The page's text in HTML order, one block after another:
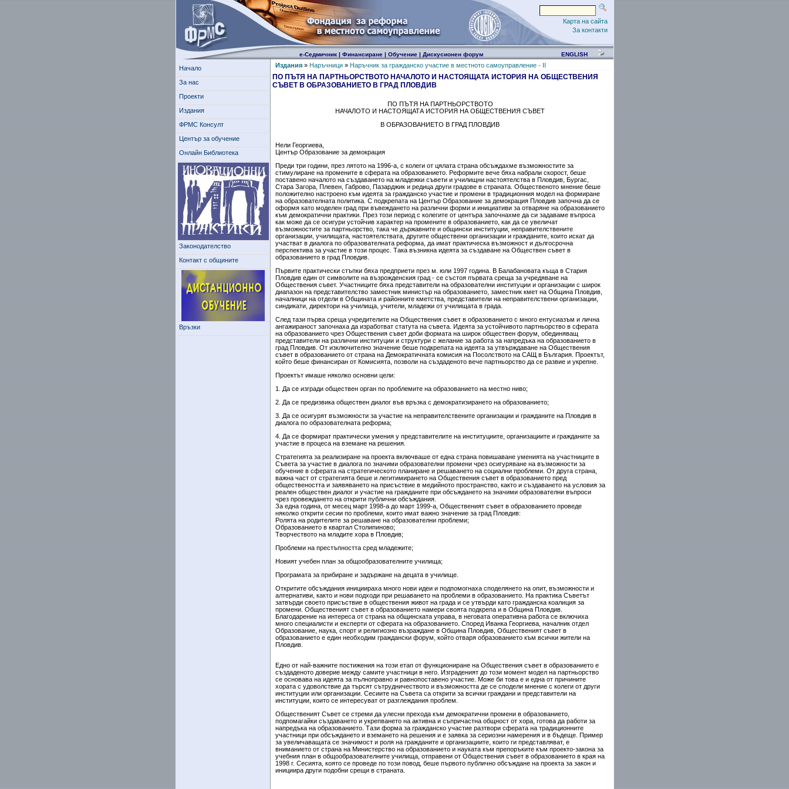
Карта на сайта
За контакти
е-Седмичник| Финансиране| Обучение| Дискусионен форум ENGLISH
Начало
За нас
Проекти
Издания
ФРМС Консулт
Център за обучение
Онлайн Библиотека
Законодателство
Контакт с общините
Връзки
Издания» Наръчници» Наръчник за гражданско участие в местното самоуправление - II
ПО ПЪТЯ НА ПАРТНЬОРСТВОТО НАЧАЛОТО И НАСТОЯЩАТА ИСТОРИЯ НА ОБЩЕСТВЕНИЯ
СЪВЕТ В ОБРАЗОВАНИЕТО В ГРАД ПЛОВДИВ
ПО ПЪТЯ НА ПАРТНЬОРСТВОТО
НАЧАЛОТО И НАСТОЯЩАТА ИСТОРИЯ НА ОБЩЕСТВЕНИЯ СЪВЕТ
В ОБРАЗОВАНИЕТО В ГРАД ПЛОВДИВ
Нели Георгиева,
Център Образование за демокрация
Преди три години, през лятото на 1996-а, с колеги от цялата страна обсъждахме възможностите за
стимулиране на промените в сферата на образованието. Реформите вече бяха набрали скорост, беше
поставено началото на създаването на младежки съвети и училищни настоятелства в Пловдив, Бургас,
Стара Загора, Плевен, Габрово, Пазарджик и редица други градове в страната. Общественото мнение беше
положително настроено към идеята за гражданско участие и промени в традиционния модел на формиране
на образователната политика. С подкрепата на Център Образование за демокрация Пловдив започна да се
оформя като моделен град при въвеждането на различни форми и инициативи за отваряне на образованието
към демократични практики. През този период с колегите от центъра започнахме да си задаваме въпроса
как може да се осигури устойчив характер на промените в образованието, как да се увеличат
възможностите за партньорство, така че държавните и общински институции, неправителствените
организации, училищата, настоятелствата, другите обществени организации и гражданите, които искат да
участват в диалога по образователната реформа, да имат практическа възможност и дългосрочна
перспектива за участие в този процес. Така възникна идеята за създаване на Обществен съвет в
образованието в град Пловдив.
Първите практически стъпки бяха предприети през м. юли 1997 година. В Балабановата къща в Стария
Пловдив един от символите на възрожденския град - се състоя първата среща за учредяване на
Обществения съвет. Участниците бяха представители на образователни институции и организации с широк
диапазон на представителство заместник министър на образованието, заместник кмет на Община Пловдив,
началници на отдели в Общината и районните кметства, представители на неправителствени организации,
синдикати, директори на училища, учители, младежи от училищата в града.
След тази първа среща учредителите на Обществения съвет в образованието с много ентусиазъм и лична
ангажираност започнаха да изработват статута на съвета. Идеята за устойчивото партньорство в сферата
на образованието чрез Обществения съвет доби формата на широк обществен форум, обединяващ
представители на различни институции и структури с желание за работа за напредъка на образованието в
град Пловдив. От изключително значение беше подкрепата на идеята за утвърждаване на Обществения
съвет в образованието от страна на Демократичната комисия на Посолството на САЩ в България. Проектът,
който беше финансиран от Комисията, позволи на създаденото вече партньорство да се развие и укрепне.
Проектът имаше няколко основни цели:
1. Да се изгради обществен орган по проблемите на образованието на местно ниво;
2. Да се предизвика обществен диалог във връзка с демократизирането на образованието;
3. Да се осигурят възможности за участие на неправителствените организации и гражданите на Пловдив в
диалога по образователната реформа;
4. Да се формират практически умения у представителите на институциите, организациите и гражданите за
участие в процеса на вземане на решения.
Стратегията за реализиране на проекта включваше от една страна повишаване уменията на участниците в
Съвета за участие в диалога по значими образователни промени чрез осигуряване на възможности за
обучение в сферата на стратегическото планиране и решаването на социални проблеми. От друга страна,
важна част от стратегията беше и легитимирането на Обществения съвет в образованието пред
обществеността и заявяването на присъствие в медийното пространство, както и създаването на условия за
реален обществен диалог и участие на гражданите при обсъждането на значими образователни въпроси
чрез провеждането на открити публични обсъждания.
За една година, от месец март 1998-а до март 1999-а, Общественият съвет в образованието проведе
няколко открити сесии по проблеми, които имат важно значение за град Пловдив:
Ролята на родителите за решаване на образователни проблеми;
Образованието в квартал Столипиново;
Творчеството на младите хора в Пловдив;
Проблеми на престъпността сред младежите;
Новият учебен план за общообразователните училища;
Програмата за прибиране и задържане на децата в училище.
Откритите обсъждания инициираха много нови идеи и подпомогнаха споделянето на опит, възможности и
алтернативи, както и нови подходи при решаването на проблеми в образованието. На практика Съветът
затвърди своето присъствие в обществения живот на града и се утвърди като гражданска коалиция за
промени. Общественият съвет в образованието намери своята подкрепа и в Община Пловдив.
Благодарение на интереса от страна на общинската управа, в неговата оперативна работа се включиха
много специалисти и експерти от сферата на образованието. Според Иванка Георгиева, началник отдел
Образование, наука, спорт и религиозно възраждане в Община Пловдив, Общественият съвет в
образованието е един необходим граждански форум, който отваря образованието към всички жители на
Пловдив.
Едно от най-важните постижения на този етап от функциониране на Обществения съвет в образованието е
създаденото доверие между самите участници в него. Изграденият до този момент модел на партньорство
се основава на идеята за пълноправно и равнопоставено участие. Може би това е и една от причините
хората с удоволствие да търсят сътрудничеството и възможността де се сподели мнение с колеги от други
институции или организации. Сесиите на Съвета са открити за всички граждани и представители на
институции, които се интересуват от разглеждания проблем.
Общественият Съвет се стреми да улесни прехода към демократични промени в образованието,
подпомагайки създаването и укрепването на активна и съпричастна общност от хора, готова да работи за
напредъка на образованието. Тази форма за гражданско участие разтвори сферата на традиционните
участници при обсъждането и вземането на решения и е заявка за сериозни намерения и в бъдеще. Пример
за увеличаващата се значимост и роля на гражданите и организациите, които ги представляват, е
вниманието от страна на Министерство на образованието и науката към препоръките към проекто-закона за
учебния план в общообразователните училища, отправени от Обществения съвет в образованието в края на
1998 г. Сесията, която се проведе по този повод, беше първото публично обсъждане на проекта за закон и
инициира други подобни срещи в страната.